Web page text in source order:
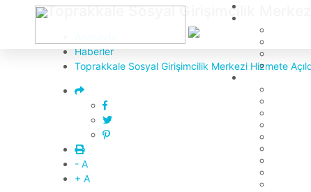
Toprakkale Sosyal Girişimcilik Merkezi
Haberler
Toprakkale Sosyal Girişimcilik Merkezi Hizmete
- A
+ A